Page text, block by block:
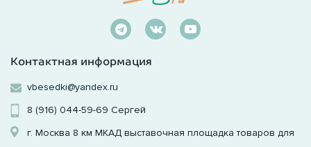
Контактная информация
vbesedki@yandex.ru
8 (916) 044-59-69 Сергей
г. Москва 8 км МКАД выставочная площадка товаров для